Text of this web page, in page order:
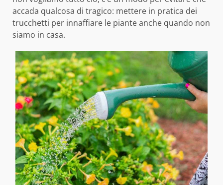
accada qualcosa di tragico: mettere in pratica dei
trucchetti per innaffiare le piante anche quando non
siamo in casa.